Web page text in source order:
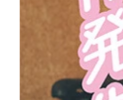
【デジタル限定】長
長澤茉里奈デジタル